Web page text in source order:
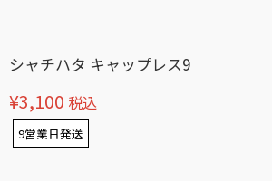
シャチハタ キャップレス9
¥3,100 税込
9営業日発送